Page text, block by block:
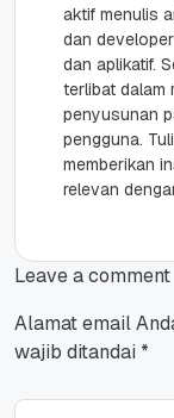
aktif menulis
dan
dan aplikatif.
terlibat dalam
penyusunan
pengguna.
memberikan
relevan
Leave a comment
Alamat email
wajib ditandai *